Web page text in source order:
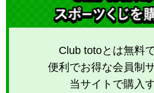
Club totoとは無料
便利でお得な会員制
当サイトで購入